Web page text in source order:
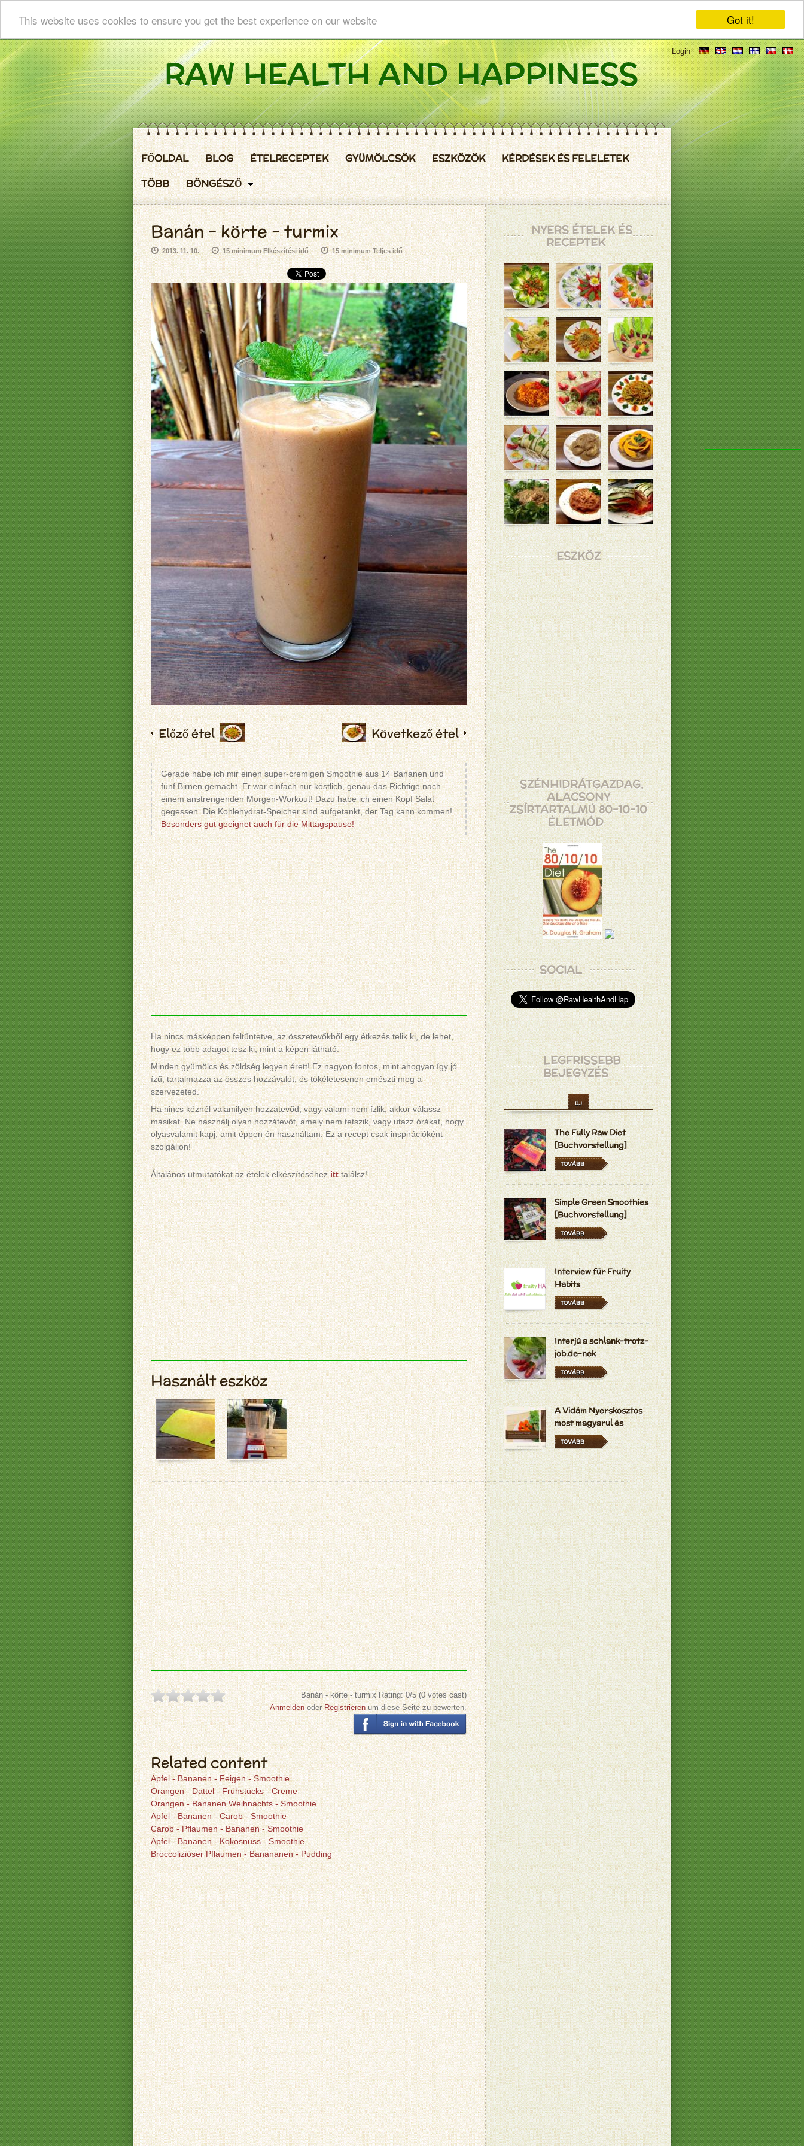
Got it!
This website uses cookies to ensure you get the best experience on our website
Login
FŐOLDAL BLOG ÉTELRECEPTEK GYÜMÖLCSÖK ESZKÖZÖK
KÉRDÉSEK ÉS FELELETEK
TÖBB
BÖNGÉSZŐ
Banán - körte - turmix
2013. 11. 10. 15 minimum Elkészítési idő 15 minimum Teljes idő
Előző étel Következő étel
Gerade habe ich mir einen super-cremigen Smoothie aus 14 Bananen und
fünf Birnen gemacht. Er war einfach nur köstlich, genau das Richtige nach
einem anstrengenden Morgen-Workout! Dazu habe ich einen Kopf Salat
gegessen. Die Kohlehydrat-Speicher sind aufgetankt, der Tag kann kommen!
Besonders gut geeignet auch für die Mittagspause!
Ha nincs másképpen feltűntetve, az összetevőkből egy étkezés telik ki, de lehet,
hogy ez több adagot tesz ki, mint a képen látható.
Minden gyümölcs és zöldség legyen érett! Ez nagyon fontos, mint ahogyan így jó
ízű, tartalmazza az összes hozzávalót, és tökéletesenen emészti meg a
szervezeted.
Ha nincs kéznél valamilyen hozzátevőd, vagy valami nem ízlik, akkor válassz
másikat. Ne használj olyan hozzátevőt, amely nem tetszik, vagy utazz órákat, hogy
olyasvalamit kapj, amit éppen én használtam. Ez a recept csak inspirációként
szolgáljon!
Általános utmutatókat az ételek elkészítéséhezitttalálsz!
Használt eszköz
Banán - körte - turmix Rating:0/5 (0votes cast)
AnmeldenoderRegistrierenum diese Seite zu bewerten.
Related content
Apfel - Bananen - Feigen - Smoothie
Orangen - Dattel - Frühstücks - Creme
Orangen - Bananen Weihnachts - Smoothie
Apfel - Bananen - Carob - Smoothie
Carob - Pflaumen - Bananen - Smoothie
Apfel - Bananen - Kokosnuss - Smoothie
Broccoliziöser Pflaumen - Banananen - Pudding
NYERS ÉTELEK ÉS
RECEPTEK
ESZKÖZ
SZÉNHIDRÁTGAZDAG,
ALACSONY
ZSÍRTARTALMÚ 80-10-10
ÉLETMÓD
SOCIAL
LEGFRISSEBB
BEJEGYZÉS
ÚJ
The Fully Raw Diet
[Buchvorstellung]
TOVÁBB
Simple Green Smoothies
[Buchvorstellung]
TOVÁBB
Interview für Fruity
Habits
TOVÁBB
Interjú a schlank-trotz-
job.de-nek
TOVÁBB
A Vidám Nyerskosztos
most magyarul és
hollandul is elérhető
TOVÁBB